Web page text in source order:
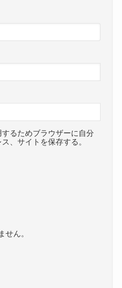
るためブラウザーに自分
、サイトを保存する。
せん。